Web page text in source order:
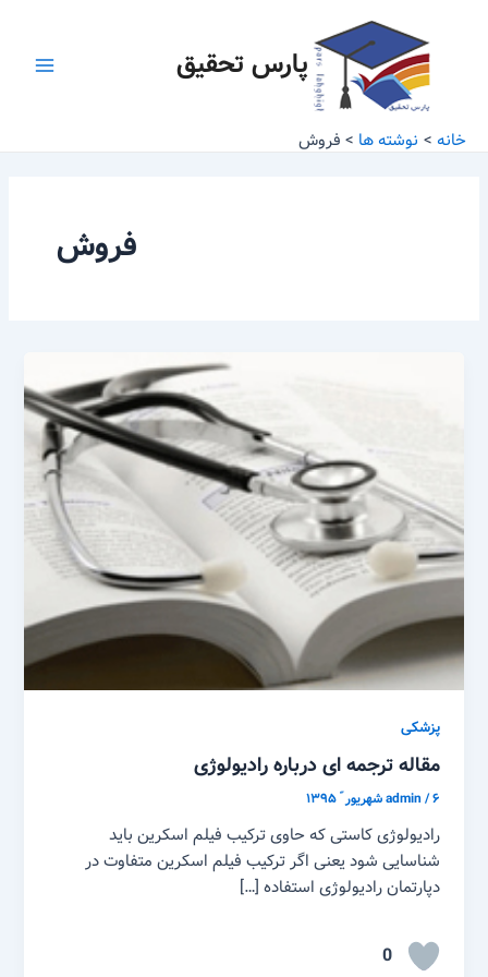
پارس تحقیق
خانه نوشته ها فروش
فروش
پزشکی
مقاله ترجمه ای درباره رادیولوژی
admin/۶ شهریور ّ ۱۳۹۵
رادیولوژی کاستی که حاوی ترکیب فیلم اسکرین باید
شناسایی شود یعنی اگر ترکیب فیلم اسکرین متفاوت در
دپارتمان رادیولوژی استفاده […]
0